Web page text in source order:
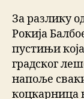
За разлику
Рокија
пустињи
градског
напоље
коцкарница